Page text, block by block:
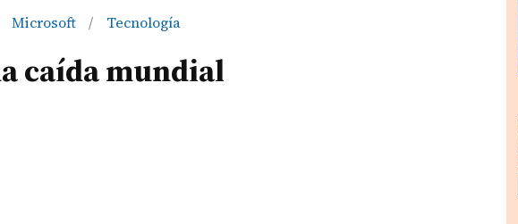
Microsoft / Tecnología
caída mundial